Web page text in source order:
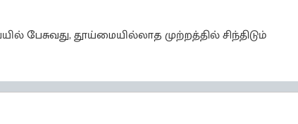
தூய்மையில்லாத முற்றத்தில் சிந்திடும்